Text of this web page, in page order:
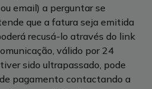
email) a perguntar se
que a fatura seja emitida
recusá-lo através do link
válido por 24
sido ultrapassado, pode
pagamento contactando a